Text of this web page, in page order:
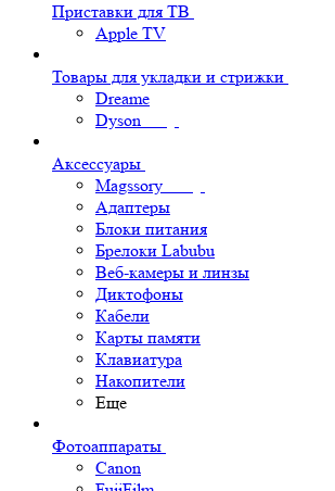
Приставки для ТВ
Apple TV
Товары для укладки и стрижки
Dreame
Dyson
Аксессуары
Magssory
Адаптеры
Блоки питания
Брелоки Labubu
Веб-камеры и линзы
Диктофоны
Кабели
Карты памяти
Клавиатура
Накопители
Еще
Фотоаппараты
Canon